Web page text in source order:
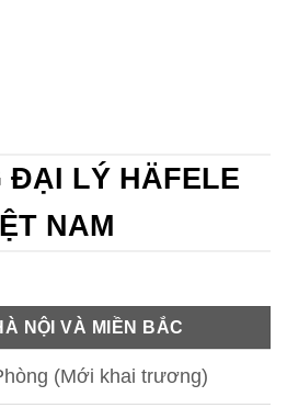
ĐẠI LÝ HÄFELE
NAM
NỘI VÀ MIỀN BẮC
(Mới khai trương)